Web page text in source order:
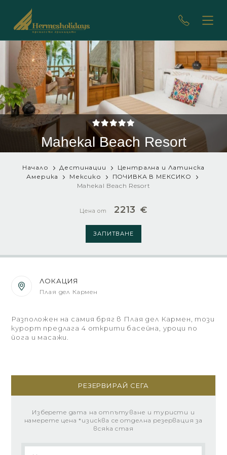
Mahekal Beach Resort
Начало Дестинации
Централна и Латинска
Америка
Мексико
ПОЧИВКА В МЕКСИКО
Mahekal Beach Resort
Цена от 2213 €
ЗАПИТВАНЕ
ЛОКАЦИЯ
Плая дел Кармен
Разположен на самия бряг в Плая дел Кармен, този
курорт предлага 4 открити басейна, уроци по
йога и масажи.
РЕЗЕРВИРАЙ СЕГА
Изберете дата на отпътуване и туристи и
намерете цена *изисква се отделна резервация за
всяка стая